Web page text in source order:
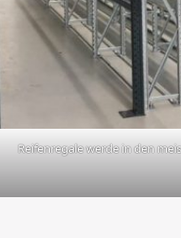
Reifenregale werde in den